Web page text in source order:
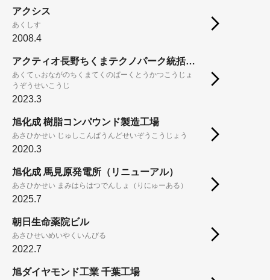
アクシス
あくしす
2008.4
アクティオ長野ちくまテクノパーク統括工場造成工事
あくてぃおながのちくまてくのぱーくとうかつこうじょ
うぞうせいこうじ
2023.3
旭化成 樹脂コンパウンド製造工場
あさひかせい じゅしこんぱうんどせいぞうこうじょう
2020.3
旭化成 馬見原発電所（リニューアル）
あさひかせい まみはらはつでんしょ（りにゅーある）
2025.7
朝日生命薬院ビル
あさひせいめいやくいんびる
2022.7
旭ダイヤモンド工業 千葉工場